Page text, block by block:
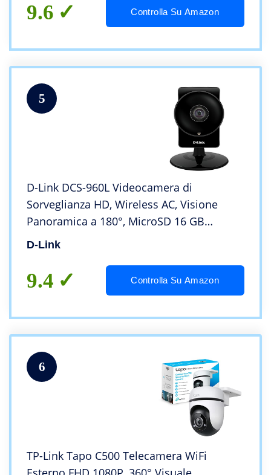
9.6 Controlla Su Amazon
5
D-Link DCS-960L Videocamera di
Sorveglianza HD, Wireless AC, Visione
Panoramica a 180°, MicroSD 16 GB
Inclusa, Nero/Antracite
D-Link
9.4 Controlla Su Amazon
6
TP-Link Tapo C500 Telecamera WiFi